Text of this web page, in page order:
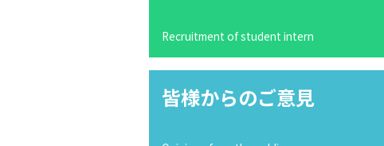
Recruitment of student intern
皆様からのご意見